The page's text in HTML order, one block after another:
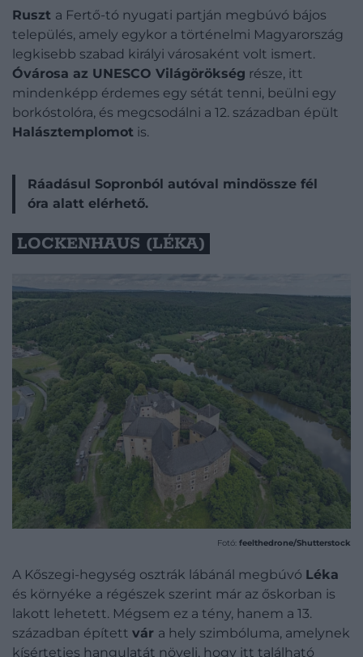
Ruszt a Fertő-tó nyugati partján megbúvó bájos
település, amely egykor a történelmi Magyarország
legkisebb szabad királyi városaként volt ismert.
Óvárosa az UNESCO Világörökség része, itt
mindenképp érdemes egy sétát tenni, beülni egy
borkóstolóra, és megcsodálni a 12. században épült
Halásztemplomot is.
Ráadásul Sopronból autóval mindössze fél
óra alatt elérhető.
LOCKENHAUS (LÉKA)
Fotó: feelthedrone/Shutterstock
A Kőszegi-hegység osztrák lábánál megbúvó Léka
és környéke a régészek szerint már az őskorban is
lakott lehetett. Mégsem ez a tény, hanem a 13.
században épített vár a hely szimbóluma, amelynek
kísérteties hangulatát növeli, hogy itt található